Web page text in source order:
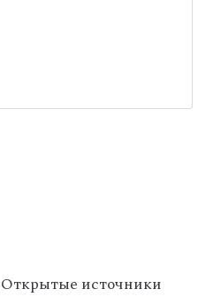
источники